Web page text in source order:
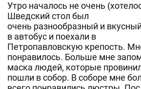
Утро началось не очень
Шведский стол был
очень разнообразный и
в автобус и поехали в
Петропавловскую крепость.
понравилось. Больше мне
маска людей, которые
пошли в собор. В соборе мне